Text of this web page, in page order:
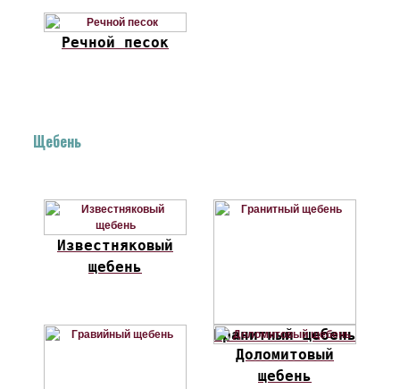
Речной песок
Щебень
Известняковый
щебень
Гранитный щебень
Доломитовый
щебень